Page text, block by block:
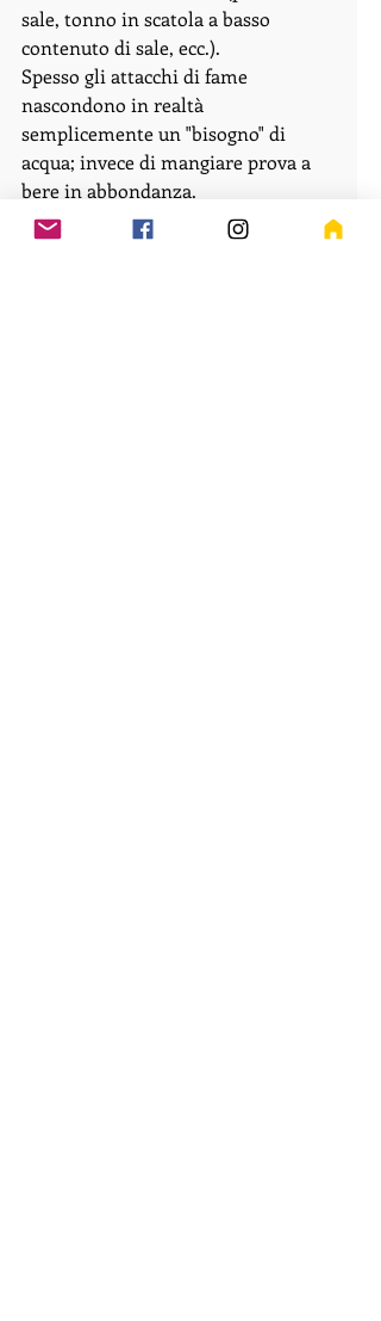
sale, tonno in scatola a basso
contenuto di sale, ecc.).
Spesso gli attacchi di fame
nascondono in realtà
semplicemente un "bisogno" di
acqua; invece di mangiare prova a
bere in abbondanza.
Non andare mai a fare la spesa a
stomaco vuoto, questo potrebbe